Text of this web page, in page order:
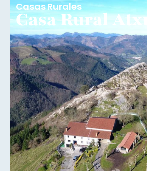
Casas Rurales
Casa Rural